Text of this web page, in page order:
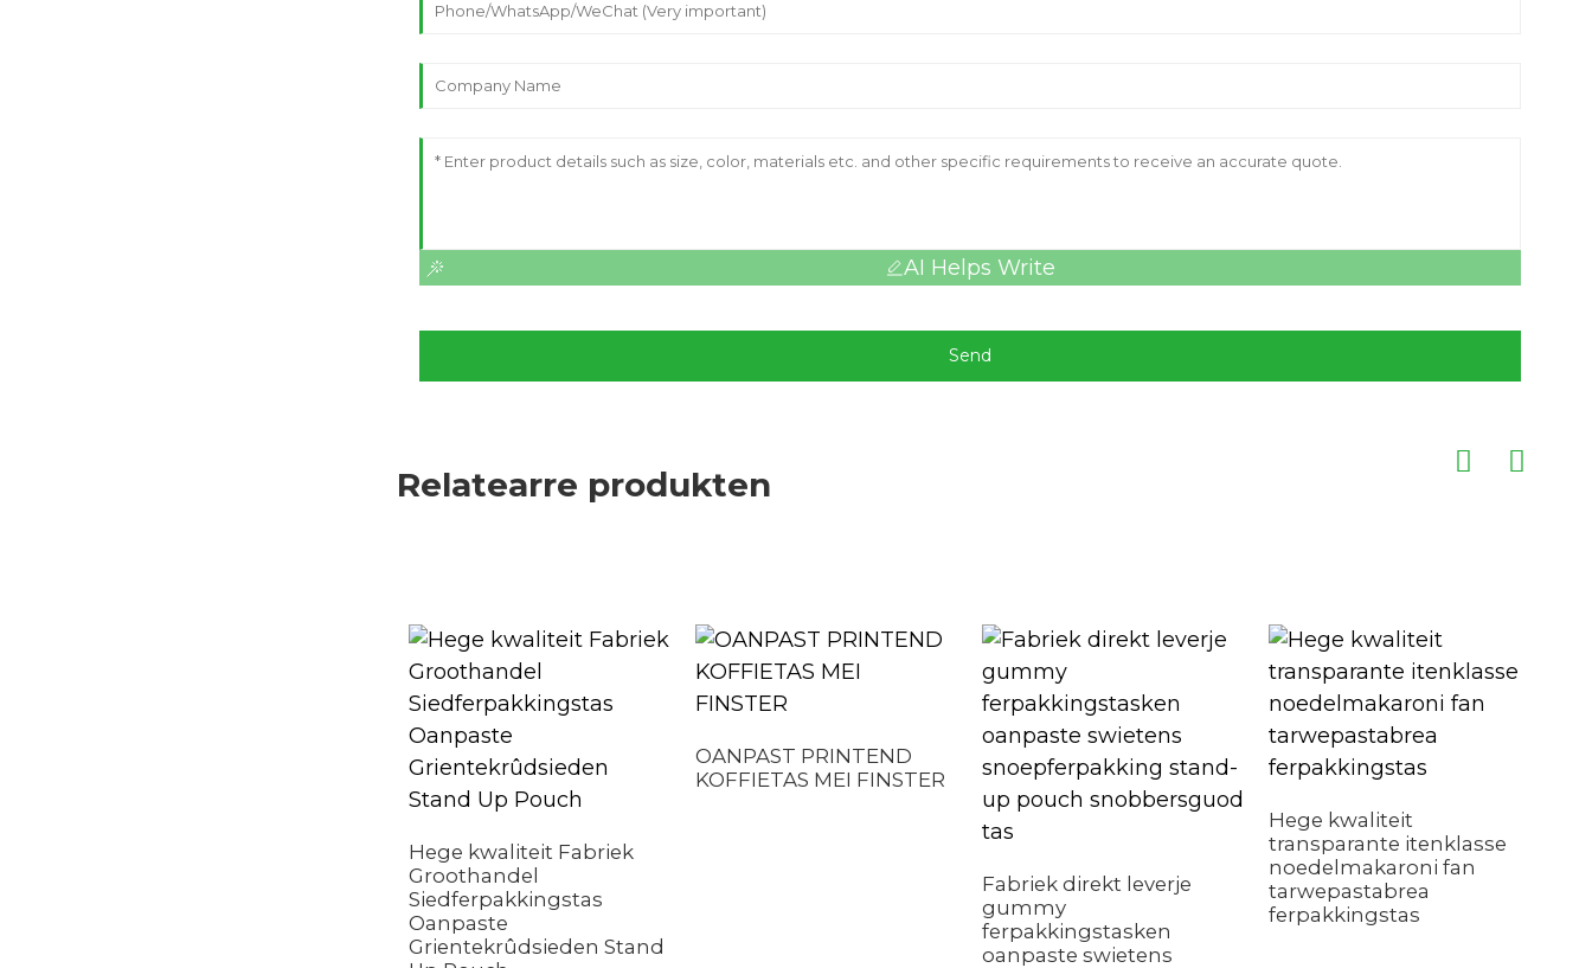
AI Helps Write
Send
Relatearre produkten
Hege kwaliteit Fabriek
Groothandel
Siedferpakkingstas
Oanpaste
Grientekrûdsieden Stand
OANPAST PRINTEND
KOFFIETAS MEI FINSTER
Fabriek direkt leverje
gummy
ferpakkingstasken
oanpaste swietens
Hege kwaliteit
transparante itenklasse
noedelmakaroni fan
tarwepastabrea
ferpakkingstas